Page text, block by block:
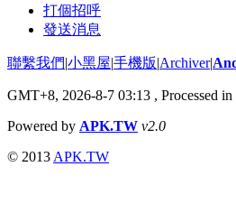
打個招呼
發送消息
聯繫我們|小黑屋|手機版|Archiver|
GMT+8, 2026-8-7 03:13 , Processed
Powered by APK.TW v2.0
© 2013 APK.TW